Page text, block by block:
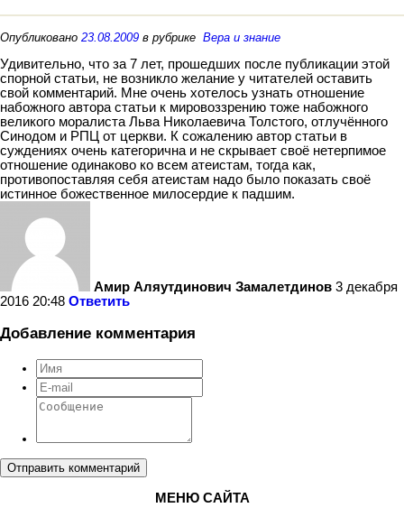
Опубликовано 23.08.2009 в рубрике Вера и знание
Удивительно, что за 7 лет, прошедших после публикации этой
спорной статьи, не возникло желание у читателей оставить
свой комментарий. Мне очень хотелось узнать отношение
набожного автора статьи к мировоззрению тоже набожного
великого моралиста Льва Николаевича Толстого, отлучённого
Синодом и РПЦ от церкви. К сожалению автор статьи в
суждениях очень категорична и не скрывает своё нетерпимое
отношение одинаково ко всем атеистам, тогда как,
противопоставляя себя атеистам надо было показать своё
истинное божественное милосердие к падшим.
Амир Аляутдинович Замалетдинов 3 декабря
2016 20:48 Ответить
Добавление комментария
Отправить комментарий
МЕНЮ САЙТА